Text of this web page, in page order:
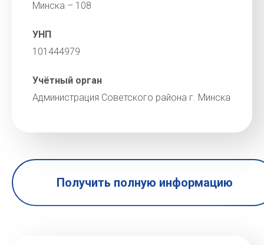
Минска – 108
УНП
101444979
Учётный орган
Администрация Советского района г. Минска
Получить полную информацию